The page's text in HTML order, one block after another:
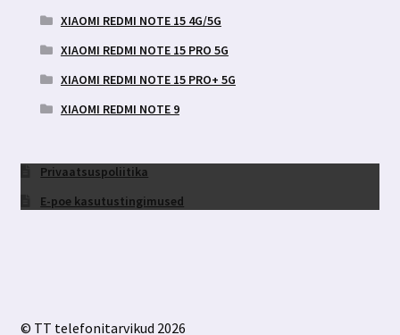
XIAOMI REDMI NOTE 15 4G/5G
XIAOMI REDMI NOTE 15 PRO 5G
XIAOMI REDMI NOTE 15 PRO+ 5G
XIAOMI REDMI NOTE 9
Privaatsuspoliitika
E-poe kasutustingimused
© TT telefonitarvikud 2026